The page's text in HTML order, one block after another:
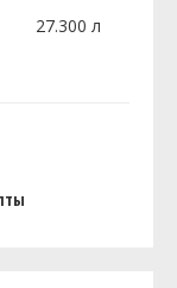
27.300 л